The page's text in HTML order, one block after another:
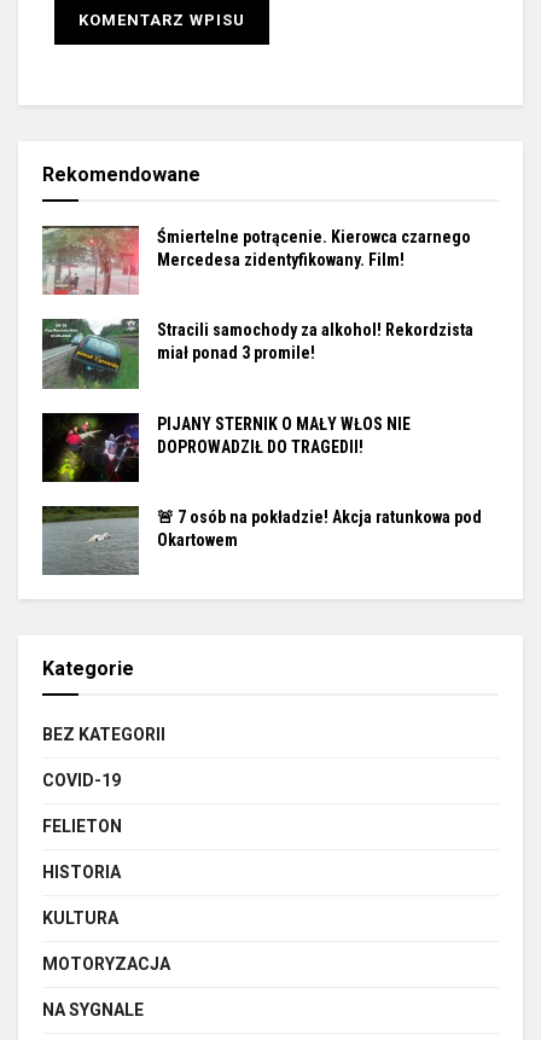
Rekomendowane
Śmiertelne potrącenie. Kierowca czarnego
Mercedesa zidentyfikowany. Film!
Stracili samochody za alkohol! Rekordzista
miał ponad 3 promile!
PIJANY STERNIK O MAŁY WŁOS NIE
DOPROWADZIŁ DO TRAGEDII!
🚨 7 osób na pokładzie! Akcja ratunkowa pod
Okartowem
Kategorie
BEZ KATEGORII
COVID-19
FELIETON
HISTORIA
KULTURA
MOTORYZACJA
NA SYGNALE